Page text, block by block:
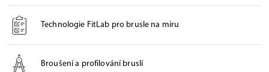
Technologie FitLab pro brusle na míru
Broušení a profilování bruslí